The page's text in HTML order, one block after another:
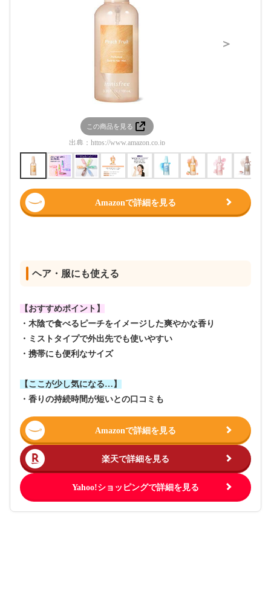
この商品を見る
出典： https://www.amazon.co.jp
＞
Amazonで詳細を見る
ヘア・服にも使える
【おすすめポイント】
・木陰で食べるピーチをイメージした爽やかな香り
・ミストタイプで外出先でも使いやすい
・携帯にも便利なサイズ
【ここが少し気になる…】
・香りの持続時間が短いとの口コミも
Amazonで詳細を見る
楽天で詳細を見る
Yahoo!ショッピングで詳細を見る